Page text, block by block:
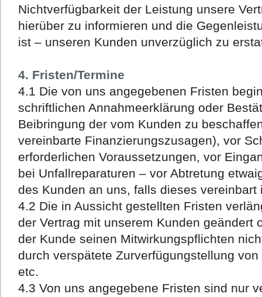
Nichtverfügbarkeit der Leistung unsere
hierüber zu informieren und die
ist – unseren Kunden unverzüglich zu
4. Fristen/Termine
4.1 Die von uns angegebenen Fristen
schriftlichen Annahmeerklärung oder
Beibringung der vom Kunden zu
vereinbarte Finanzierungszusagen), vor
erforderlichen Voraussetzungen, vor
bei Unfallreparaturen – vor Abtretung
des Kunden an uns, falls dieses vereinbart
4.2 Die in Aussicht gestellten Fristen
der Vertrag mit unserem Kunden geändert
der Kunde seinen Mitwirkungspflichten
durch verspätete Zurverfügungstellung
etc.
4.3 Von uns angegebene Fristen sind nur